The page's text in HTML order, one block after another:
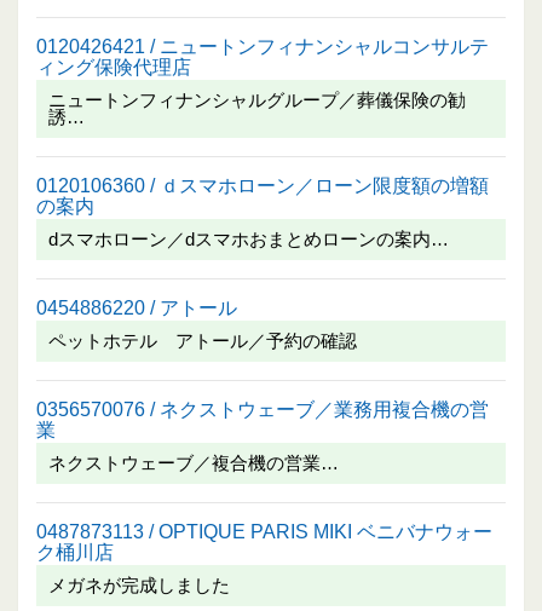
0120426421 / ニュートンフィナンシャルコンサルテ
ィング保険代理店
ニュートンフィナンシャルグループ／葬儀保険の勧
誘…
0120106360 / ｄスマホローン／ローン限度額の増額
の案内
dスマホローン／dスマホおまとめローンの案内…
0454886220 / アトール
ペットホテル アトール／予約の確認
0356570076 / ネクストウェーブ／業務用複合機の営
業
ネクストウェーブ／複合機の営業…
0487873113 / OPTIQUE PARIS MIKI ベニバナウォー
ク桶川店
メガネが完成しました